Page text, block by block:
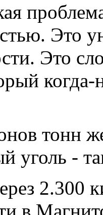
Это
Это
тонн
уголь -
2.300
в